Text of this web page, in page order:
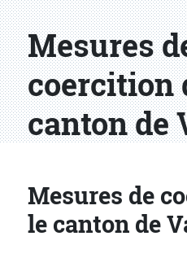
Mesures
coercition
canton de
Mesures de
le canton de